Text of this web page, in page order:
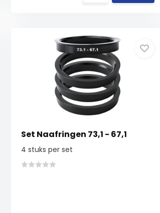
Set Naafringen 73,1 - 67,1
4 stuks per set